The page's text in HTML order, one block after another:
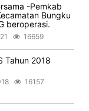
-Pemkab
Bungku
beroperasi.
16659
Tahun 2018
16157